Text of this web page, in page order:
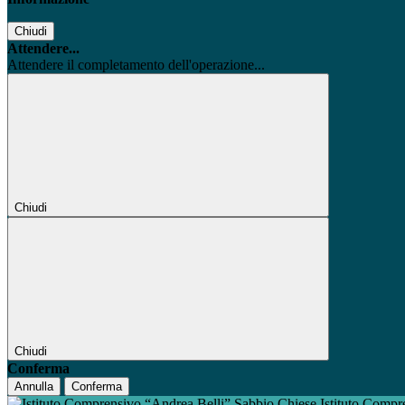
Chiudi
Attendere...
Attendere il completamento dell'operazione...
Chiudi
Chiudi
Conferma
Annulla Conferma